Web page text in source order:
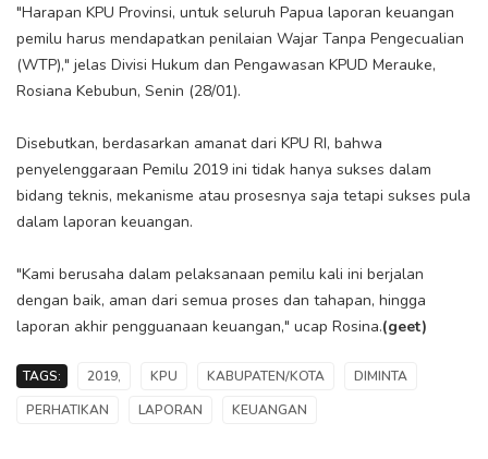
"Harapan KPU Provinsi, untuk seluruh Papua laporan keuangan
pemilu harus mendapatkan penilaian Wajar Tanpa Pengecualian
(WTP)," jelas Divisi Hukum dan Pengawasan KPUD Merauke,
Rosiana Kebubun, Senin (28/01).
Disebutkan, berdasarkan amanat dari KPU RI, bahwa
penyelenggaraan Pemilu 2019 ini tidak hanya sukses dalam
bidang teknis, mekanisme atau prosesnya saja tetapi sukses pula
dalam laporan keuangan.
"Kami berusaha dalam pelaksanaan pemilu kali ini berjalan
dengan baik, aman dari semua proses dan tahapan, hingga
laporan akhir pengguanaan keuangan," ucap Rosina.(geet)
TAGS: 2019, KPU KABUPATEN/KOTA
DIMINTA
PERHATIKAN
LAPORAN KEUANGAN